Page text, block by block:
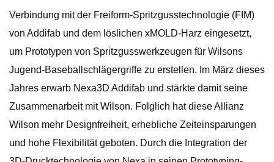
Verbindung mit der Freiform-Spritzgusstechnologie (FIM)
von Addifab und dem löslichen xMOLD-Harz eingesetzt,
um Prototypen von Spritzgusswerkzeugen für Wilsons
Jugend-Baseballschlägergriffe zu erstellen. Im März dieses
Jahres erwarb Nexa3D Addifab und stärkte damit seine
Zusammenarbeit mit Wilson. Folglich hat diese Allianz
Wilson mehr Designfreiheit, erhebliche Zeiteinsparungen
und hohe Flexibilität geboten. Durch die Integration der